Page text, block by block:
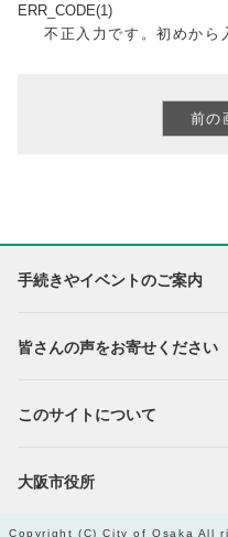
ERR_CODE(1)
不正入力です。初めから
手続きやイベントのご案内
皆さんの声をお寄せください
このサイトについて
大阪市役所
Copyright (C) City of Osaka All